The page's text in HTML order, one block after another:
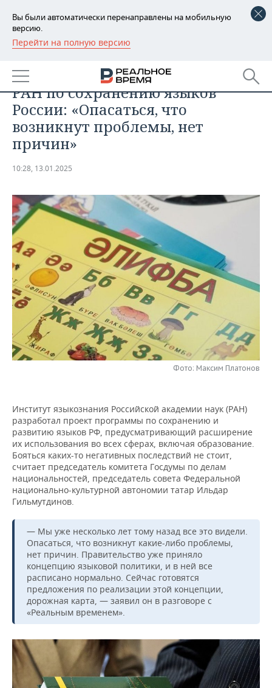
Вы были автоматически перенаправлены на мобильную
версию.
Перейти на полную версию
РЕГИОНЫ
БАШКОРТОСТАН
ТАТАРСТАН
УДМУРТИЯ
НОВОСТИ
АНАЛИТИКА
НОВОСТИ АНАЛИТИКИ
ДЕКЛАРАЦИИ О ДОХОДАХ
ВУЗЫ ТАТАРСТАНА
КОМУ ПРИНАДЛЕЖАТ
ТОРГОВЫЕ ЦЕНТРЫ
ТАТАРСТАНА
ЭКОНОМИКА
НОВОСТИ ЭКОНОМИКИ
БАНКИ
БЮДЖЕТ
ИНВЕСТИЦИИ
ПРОМЫШЛЕННОСТЬ
ПРОМЫШЛЕННОСТИ
АГРОПРОМ
МАШИНОСТРОЕНИЕ
НЕФТЕХИМИЯ
НЕФТЬ
ОПК
ЭНЕРГЕТИКА
НОВОСТИ НЕДВИЖИМОСТИ
АВТО
НОВОСТИ АВТО
БИЗНЕС
НОВОСТИ БИЗНЕСА
РОЗНИЧНАЯ ТОРГОВЛЯ
ТРАНСПОРТ
УСЛУГИ
ТЕХНОЛОГИИ
НОВОСТИ ТЕХНОЛОГИЙ
IT
МЕДИА
МЕРОПРИЯТИЯ
НОВОСТИ МЕРОПРИЯТИЙ
ВЫЕЗДНАЯ РЕДАКЦИЯ
ONLINE-КОНФЕРЕНЦИИ
ОТКРЫТАЯ ЛЕКЦИЯ
СПОРТ
НОВОСТИ СПОРТА
ХОККЕЙ
БАСКЕТБОЛ
ВОЛЕЙБОЛ
КИБЕРСПОРТ
ФИГУРНОЕ КАТАНИЕ
ВОДНЫЕ ВИДЫ СПОРТА
ХОККЕЙ С МЯЧОМ
ОБЩЕСТВО
ВЛАСТЬ
ИНФРАСТРУКТУРА
ИСТОРИЯ
КУЛЬТУРА
МЕДИЦИНА
ОБРАЗОВАНИЕ
ПРОИСШЕСТВИЯ
СЮЖЕТЫ
СПРАВОЧНИК
СПИСОК ПЕРСОН
СПИСОК КОМПАНИЙ
ПОЛНАЯ ВЕРСИЯ
Ильдар Гильмутдинов о проекте
РАН по сохранению языков
России: «Опасаться, что
возникнут проблемы, нет
причин»
10:28, 13.01.2025
Фото: Максим Платонов
Институт языкознания Российской академии наук (РАН)
разработал проект программы по сохранению и
развитию языков РФ, предусматривающий расширение
их использования во всех сферах, включая образование.
Бояться каких-то негативных последствий не стоит,
считает председатель комитета Госдумы по делам
национальностей, председатель совета Федеральной
национально-культурной автономии татар Ильдар
Гильмутдинов.
— Мы уже несколько лет тому назад все это видели.
Опасаться, что возникнут какие-либо проблемы,
нет причин. Правительство уже приняло
концепцию языковой политики, и в ней все
расписано нормально. Сейчас готовятся
предложения по реализации этой концепции,
дорожная карта, — заявил он в разговоре с
«Реальным временем».